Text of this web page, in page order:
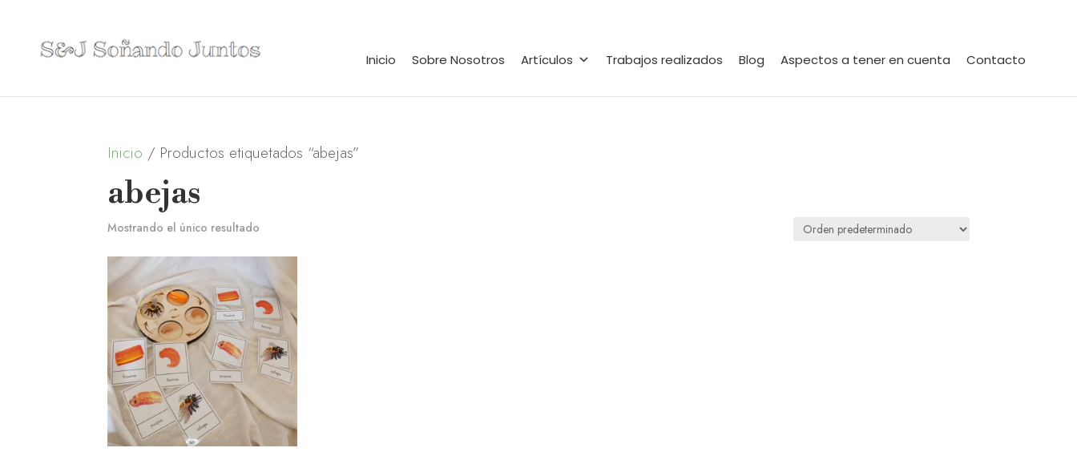
Inicio Sobre Nosotros Artículos Trabajos realizados Blog Aspectos a tener en cuenta Contacto
Inicio / Productos etiquetados “abejas”
abejas
Mostrando el único resultado